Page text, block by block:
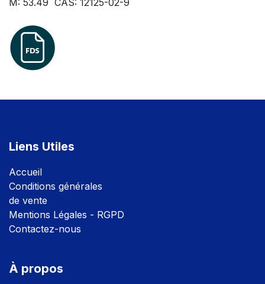
M: 53.49 CAS: 12125-02-9
Liens Utiles
Accueil
Conditions générales
de vente
Mentions Légales - RGPD
Contactez-nous
À propos